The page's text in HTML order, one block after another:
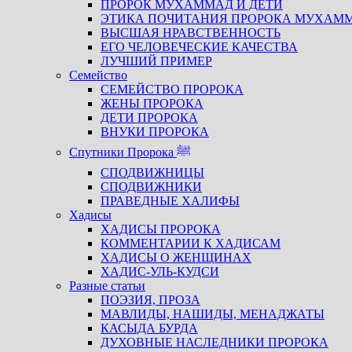
ПРОРОК МУХАММАД И ДЕТИ
ЭТИКА ПОЧИТАНИЯ ПРОРОКА
ВЫСШАЯ НРАВСТВЕННОСТЬ
ЕГО ЧЕЛОВЕЧЕСКИЕ КАЧЕСТВА
ЛУЧШИЙ ПРИМЕР
Семейство
СЕМЕЙСТВО ПРОРОКА
ЖЕНЫ ПРОРОКА
ДЕТИ ПРОРОКА
ВНУКИ ПРОРОКА
Спутники Пророка ﷺ
СПОДВИЖНИЦЫ
СПОДВИЖНИКИ
ПРАВЕДНЫЕ ХАЛИФЫ
Хадисы
ХАДИСЫ ПРОРОКА
КОММЕНТАРИИ К ХАДИСАМ
ХАДИСЫ О ЖЕНЩИНАХ
ХАДИС-УЛЬ-КУДСИ
Разные статьи
ПОЭЗИЯ, ПРОЗА
МАВЛИДЫ, НАШИДЫ, МЕНАДЖАТЫ
КАСЫДА БУРДА
ДУХОВНЫЕ НАСЛЕДНИКИ ПРОРОКА